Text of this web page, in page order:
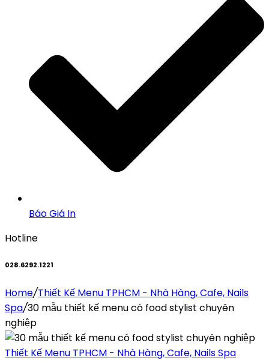
Báo Giá In
Hotline
028.6292.1221
Home/Thiết Kế Menu TPHCM - Nhà Hàng, Cafe, Nails
Spa/30 mẫu thiết kế menu có food stylist chuyên
nghiệp
Thiết Kế Menu TPHCM - Nhà Hàng, Cafe, Nails Spa